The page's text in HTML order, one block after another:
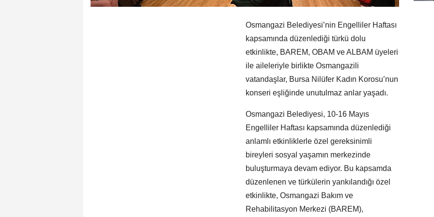
Osmangazi Belediyesi’nin Engelliler Haftası
kapsamında düzenlediği türkü dolu
etkinlikte, BAREM, OBAM ve ALBAM üyeleri
ile aileleriyle birlikte Osmangazili
vatandaşlar, Bursa Nilüfer Kadın Korosu’nun
konseri eşliğinde unutulmaz anlar yaşadı.
Osmangazi Belediyesi, 10-16 Mayıs
Engelliler Haftası kapsamında düzenlediği
anlamlı etkinliklerle özel gereksinimli
bireyleri sosyal yaşamın merkezinde
buluşturmaya devam ediyor. Bu kapsamda
düzenlenen ve türkülerin yankılandığı özel
etkinlikte, Osmangazi Bakım ve
Rehabilitasyon Merkezi (BAREM),